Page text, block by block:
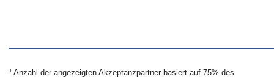
¹ Anzahl der angezeigten Akzeptanzpartner basiert auf 75% des